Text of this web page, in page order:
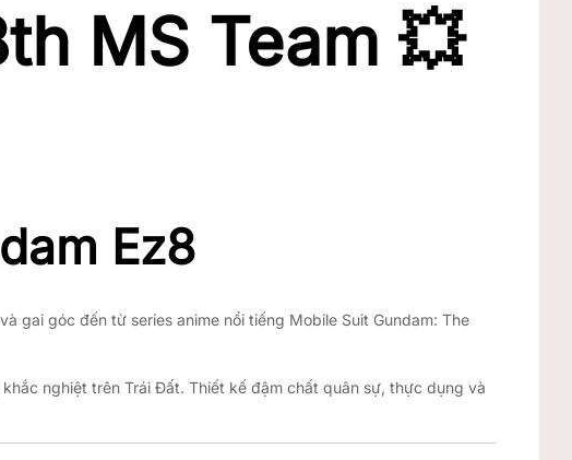
MS Team 💥
Ez8
gai góc đến từ series anime nổi tiếng Mobile Suit Gundam: The
nghiệt trên Trái Đất. Thiết kế đậm chất quân sự, thực dụng và